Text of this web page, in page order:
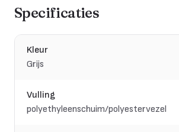
Specificaties
Kleur
Grijs
Vulling
polyethyleenschuim/polyestervezel